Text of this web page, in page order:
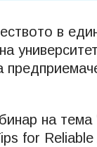
в
на тема
for